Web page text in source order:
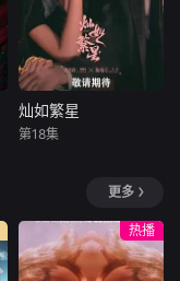
鸿。两人从针锋相
对到默契搭档，一
路追查迷案，也一
步步揭开元鸿母亲
离世之谜。随着调
查深入，一桩危及
灿如繁星
该剧改编自晋江
文学城作者长洱的
同名青春热血竞技
小说。 博士生
灿如繁星
第18集
更多
热播